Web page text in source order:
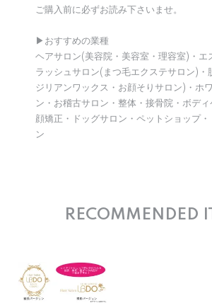
ご購入前に必ずお読み下さいませ。
▶︎おすすめの業種
ヘアサロン(美容院・美容室・理容室)・エ
ラッシュサロン(まつ毛エクステサロン)・
ジリアンワックス・お顔そりサロン)・ホ
ン・お稽古サロン・整体・接骨院・ボデ
顔矯正・ドッグサロン・ペットショップ・
ン
RECOMMENDED